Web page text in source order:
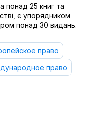
понад 25 книг та
є упорядником
понад 30 видань.
право
право